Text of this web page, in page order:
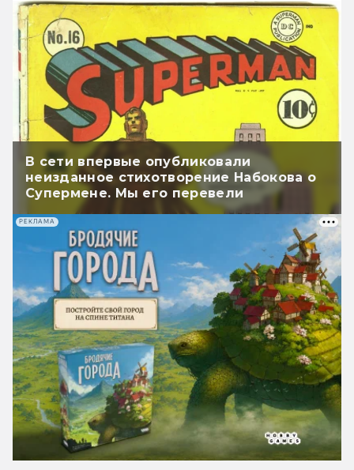
В сети впервые опубликовали
неизданное стихотворение Набокова о
Супермене. Мы его перевели
РЕКЛАМА